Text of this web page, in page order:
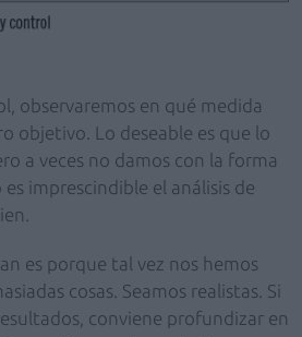
observaremos en qué medida
objetivo. Lo deseable es que lo
a veces no damos con la forma
imprescindible el análisis de
es porque tal vez nos hemos
cosas. Seamos realistas. Si
conviene profundizar en